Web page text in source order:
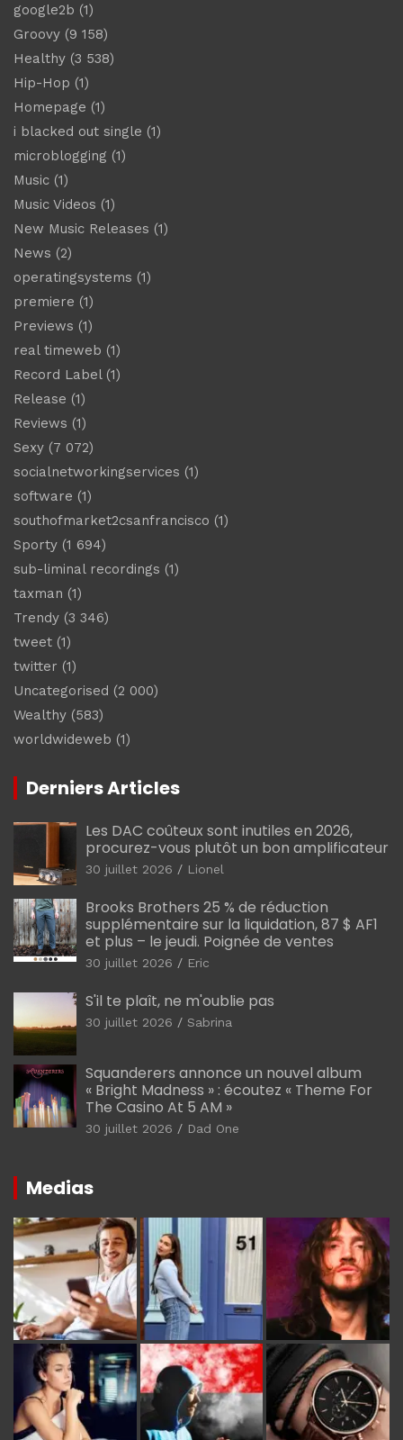
google2b (1)
Groovy (9 158)
Healthy (3 538)
Hip-Hop (1)
Homepage (1)
i blacked out single (1)
microblogging (1)
Music (1)
Music Videos (1)
New Music Releases (1)
News (2)
operatingsystems (1)
premiere (1)
Previews (1)
real timeweb (1)
Record Label(1)
Release (1)
Reviews (1)
Sexy (7 072)
socialnetworkingservices (1)
software (1)
southofmarket2csanfrancisco (1)
Sporty (1 694)
sub-liminal recordings (1)
taxman (1)
Trendy (3 346)
tweet (1)
twitter (1)
Uncategorised (2 000)
Wealthy (583)
worldwideweb (1)
Derniers Articles
Les DAC coûteux sont inutiles en 2026,
procurez-vous plutôt un bon amplificateur
30 juillet 2026 Lionel
Brooks Brothers 25 % de réduction
supplémentaire sur la liquidation, 87 $ AF1
et plus – le jeudi. Poignée de ventes
30 juillet 2026 Eric
S'il te plaît, ne m'oublie pas
30 juillet 2026 Sabrina
Squanderers annonce un nouvel album
« Bright Madness » : écoutez « Theme For
The Casino At 5 AM »
30 juillet 2026 Dad One
Medias